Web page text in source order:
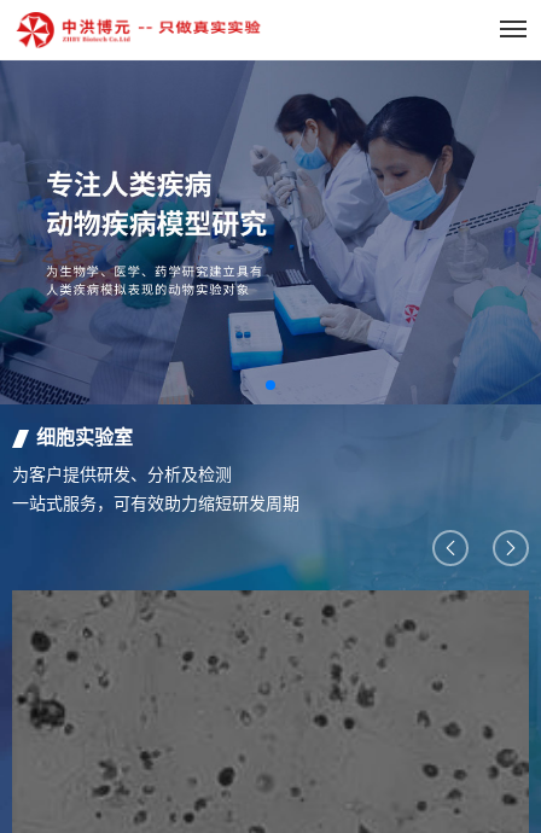
细胞实验室
为客户提供研发、分析及检测
一站式服务，可有效助力缩短研发周期